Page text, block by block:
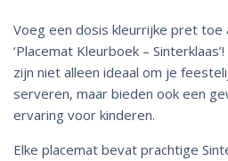
Voeg een dosis kleurrijke pret toe
‘Placemat Kleurboek –
zijn niet alleen ideaal om je
serveren, maar bieden ook een
ervaring voor kinderen.
Elke placemat bevat prachtige